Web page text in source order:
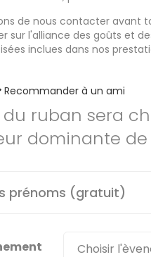
de nous contacter avant
sur l'alliance des goûts et
inclues dans nos
Recommander à un ami
du ruban sera
dominante de
prénoms (gratuit)